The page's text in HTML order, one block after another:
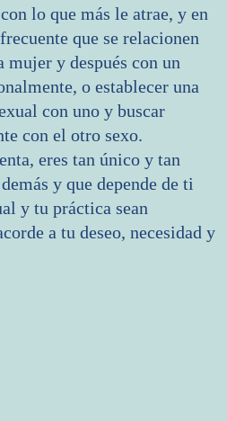
lo que más le atrae, y en
que se relacionen
mujer y después con un
o establecer una
con uno y buscar
con el otro sexo.
eres tan único y tan
y que depende de ti
y tu práctica sean
a tu deseo, necesidad y